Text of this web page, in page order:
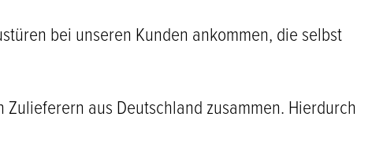
bei unseren Kunden ankommen, die selbst
aus Deutschland zusammen. Hierdurch